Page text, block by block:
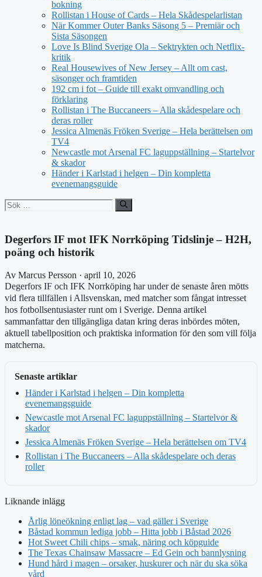
bokning
Rollistan i House of Cards – Hela Skådespelarlistan
När Kommer Outer Banks Säsong 5 – Premiär och
Sista Säsongen
Love Is Blind Sverige Ola – Sektrykten och Netflix-
kritik
Real Housewives of New Jersey – Allt om cast,
säsonger och framtiden
192 cm i fot – Guide till exakt omvandling och
förklaring
Rollistan i The Buccaneers – Alla skådespelare och
deras roller
Jessica Almenäs Fröken Sverige – Hela berättelsen om
TV4
Newcastle mot Arsenal FC laguppställning – Startelvor
& skador
Händer i Karlstad i helgen – Din kompletta
evenemangsguide
Sök
efter:
Degerfors IF mot IFK Norrköping Tidslinje – H2H,
poäng och historik
Av Marcus Persson · april 10, 2026
Degerfors IF och IFK Norrköping har under de senaste åren mötts
vid flera tillfällen i Allsvenskan, med matcher som fångat intresset
hos fotbollsentusiaster runt om i Sverige. Denna artikel
sammanfattar den tillgängliga datan kring deras inbördes möten,
aktuell tabellposition och praktiska information för den som vill följa
matcherna.
Senaste artiklar
Händer i Karlstad i helgen – Din kompletta
evenemangsguide
Newcastle mot Arsenal FC laguppställning – Startelvor &
skador
Jessica Almenäs Fröken Sverige – Hela berättelsen om TV4
Rollistan i The Buccaneers – Alla skådespelare och deras
roller
Liknande inlägg
Årlig löneökning enligt lag – vad gäller i Sverige
Båstad kommun lediga jobb – Hitta jobb i Båstad 2026
Hot Sweet Chili chips – smak, näring och köpguide
The Texas Chainsaw Massacre – Ed Gein och bannlysning
Hund hård i magen – orsaker, huskurer och när du ska söka
vård